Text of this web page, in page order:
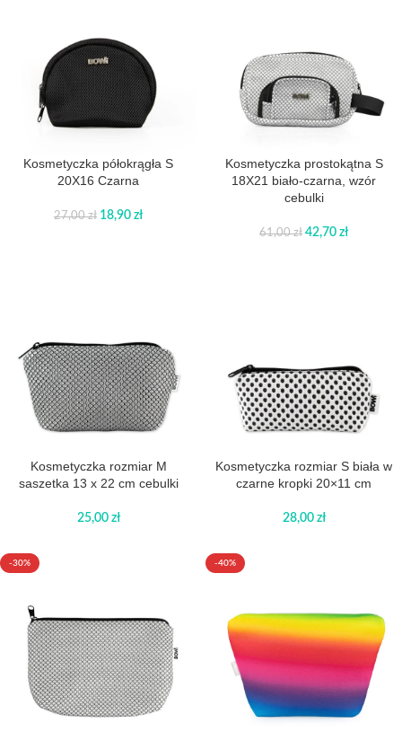
Kosmetyczka półokrągła S
20X16 Czarna
27,00zł 18,90 zł
Kosmetyczka prostokątna S
18X21 biało-czarna, wzór
cebulki
61,00zł 42,70 zł
Kosmetyczka rozmiar M
saszetka 13 x 22 cm cebulki
25,00 zł
Kosmetyczka rozmiar S biała w
czarne kropki 20×11 cm
28,00 zł
-30% -40%